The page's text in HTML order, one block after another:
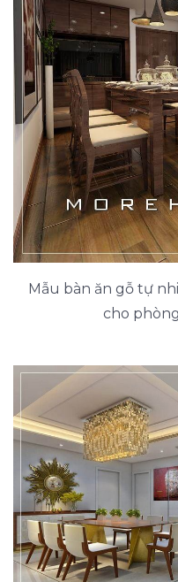
Mẫu bàn ăn gỗ tự
cho